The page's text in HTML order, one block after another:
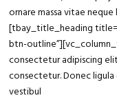
ornare massa vitae
[tbay_title_heading
btn-
consectetur adipiscing
consectetur. Donec
vestibul